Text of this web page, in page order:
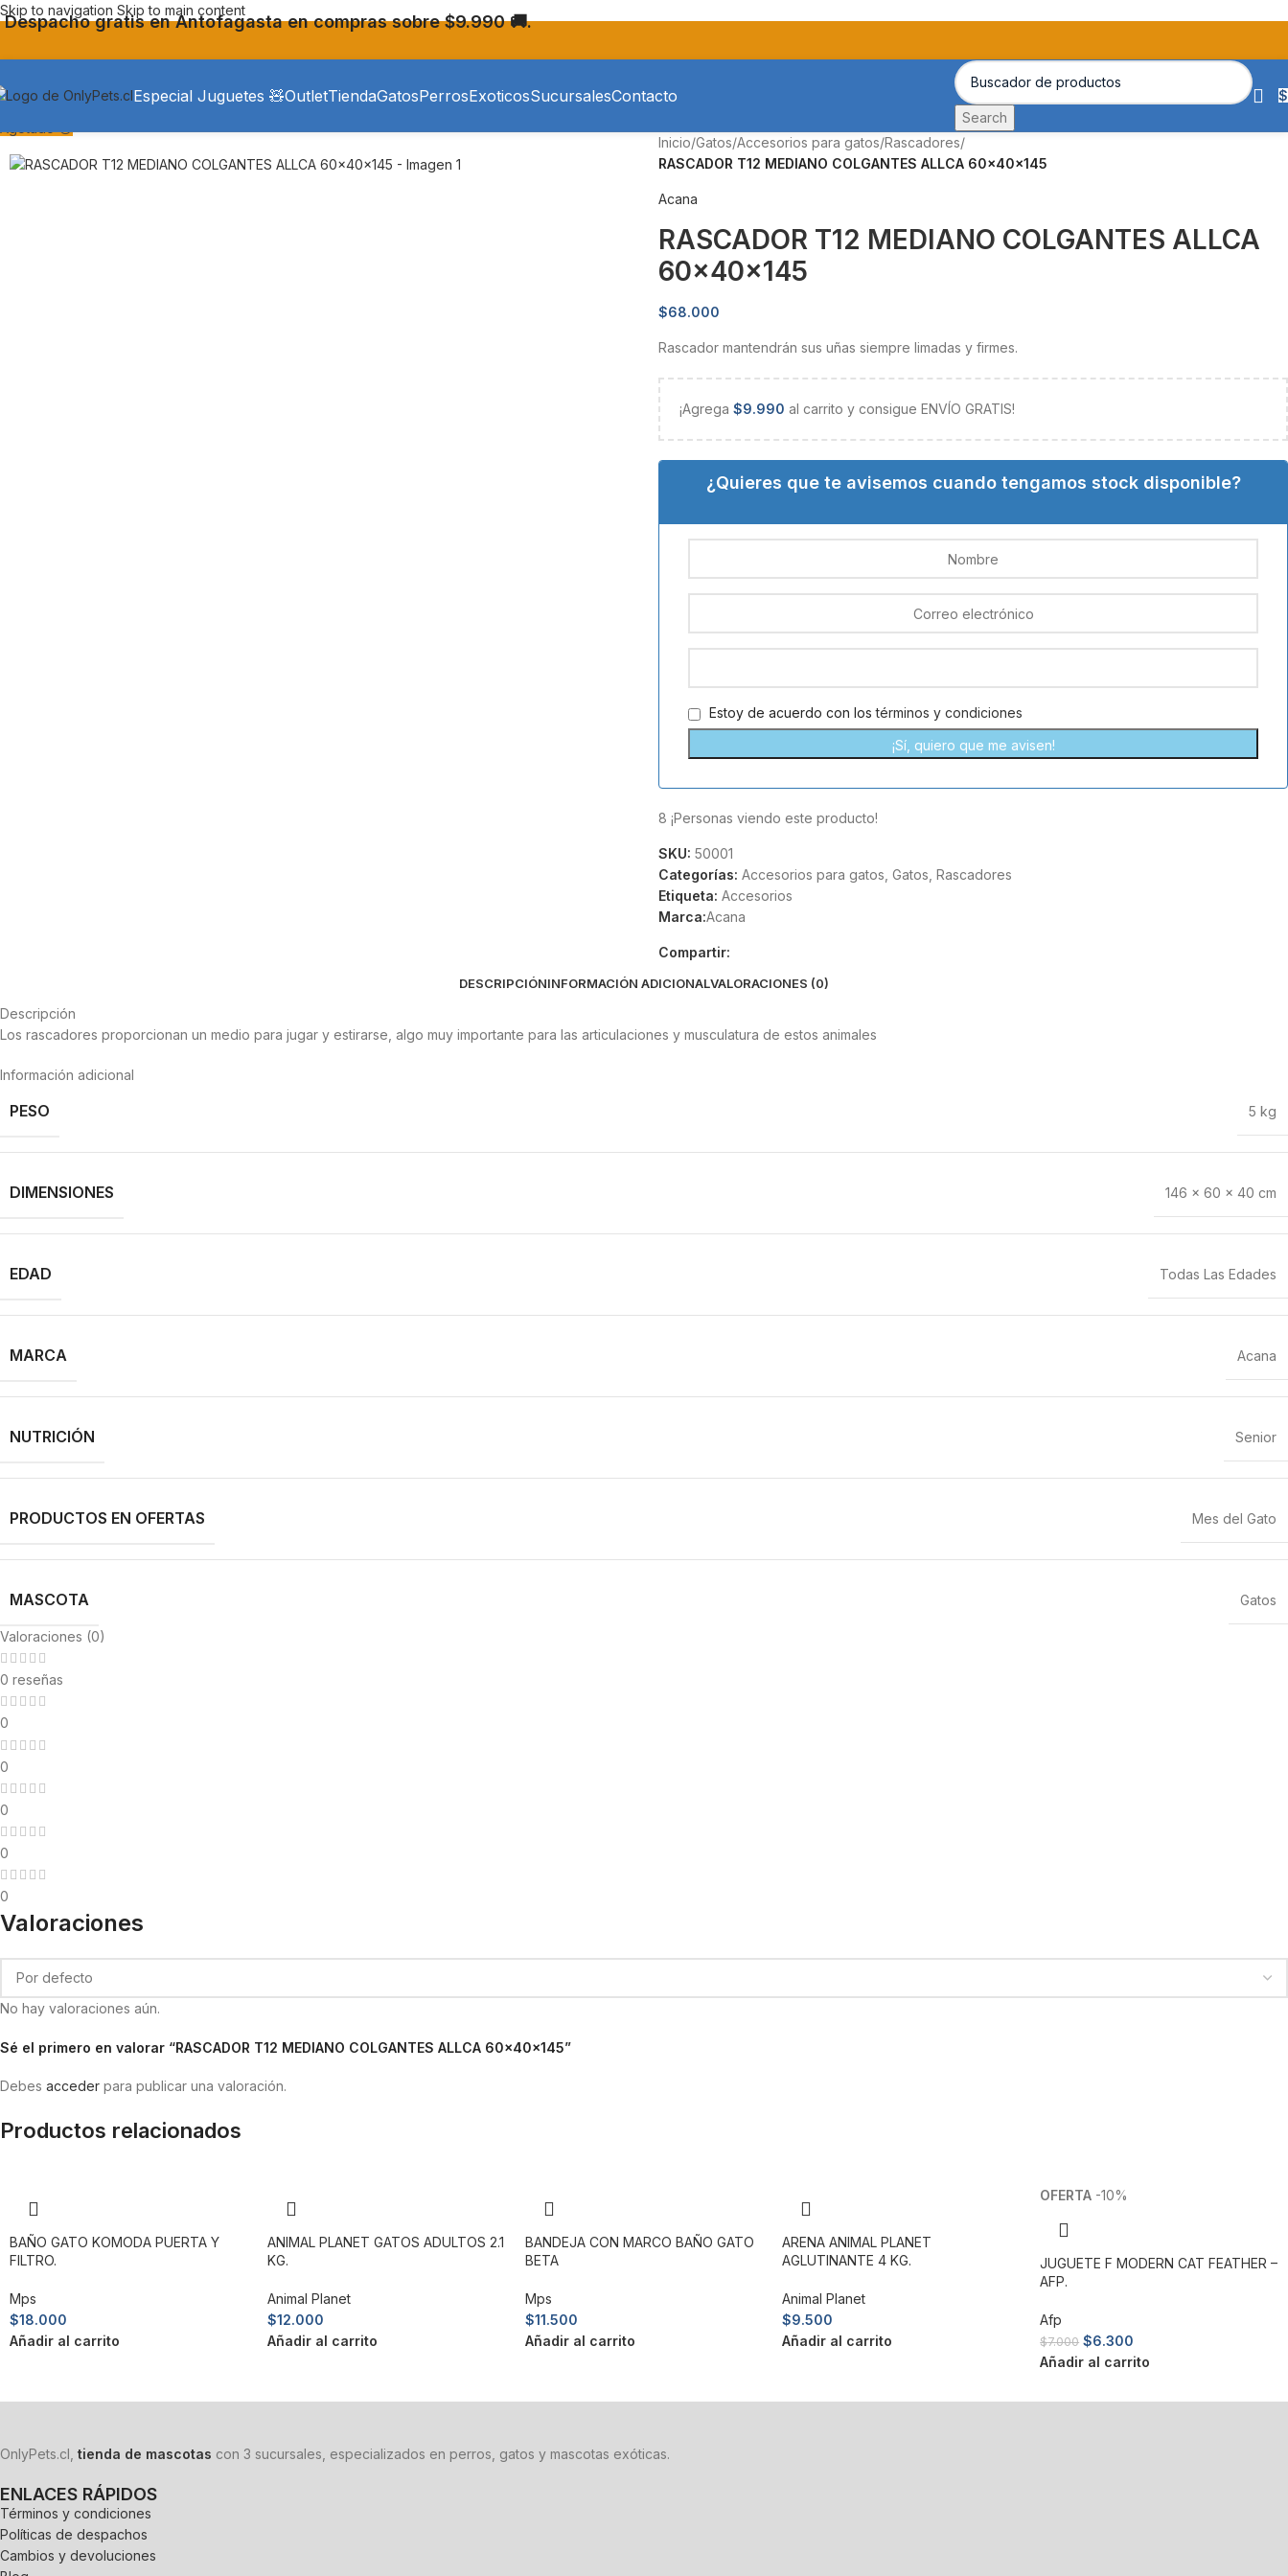
Skip to navigation Skip to main content
Despacho gratis en Antofagasta en compras sobre $9.990 🚚.
Especial Juguetes 🧸OutletTiendaGatosPerrosExoticosSucursalesContacto
Search
$
Inicio/Gatos/Accesorios para gatos/Rascadores/
RASCADOR T12 MEDIANO COLGANTES ALLCA 60x40x145
Acana
RASCADOR T12 MEDIANO COLGANTES ALLCA
60x40x145
$68.000
Rascador mantendrán sus uñas siempre limadas y firmes.
¡Agrega $9.990 al carrito y consigue ENVÍO GRATIS!
¿Quieres que te avisemos cuando tengamos stock disponible?
Estoy de acuerdo con lostérminos y condiciones
8 ¡Personas viendo este producto!
SKU: 50001
Categorías: Accesorios para gatos Gatos Rascadores
Etiqueta: Accesorios
Marca:Acana
Compartir:
DESCRIPCIÓNINFORMACIÓN ADICIONALVALORACIONES (0)
Descripción
Los rascadores proporcionan un medio para jugar y estirarse, algo muy importante para las articulaciones y musculatura de estos animales
Información adicional
PESO 5 kg
DIMENSIONES 146 × 60 × 40 cm
EDAD Todas Las Edades
MARCA Acana
NUTRICIÓN Senior
PRODUCTOS EN OFERTAS Mes del Gato
MASCOTA Gatos
Valoraciones (0)
0 reseñas
0
0
0
0
0
Valoraciones
No hay valoraciones aún.
Sé el primero en valorar “RASCADOR T12 MEDIANO COLGANTES ALLCA 60x40x145”
Debes acceder para publicar una valoración.
Productos relacionados
BAÑO GATO KOMODA PUERTA Y
FILTRO.
Mps
$18.000
Añadir al carrito
ANIMAL PLANET GATOS ADULTOS 2.1
KG.
Animal Planet
$12.000
Añadir al carrito
BANDEJA CON MARCO BAÑO GATO
BETA
Mps
$11.500
Añadir al carrito
ARENA ANIMAL PLANET
AGLUTINANTE 4 KG.
Animal Planet
$9.500
Añadir al carrito
-10%
JUGUETE F MODERN CAT FEATHER –
AFP.
Afp
$7.000 $6.300
Añadir al carrito
OnlyPets.cl, tienda de mascotas con 3 sucursales, especializados en perros, gatos y mascotas exóticas.
ENLACES RÁPIDOS
Términos y condiciones
Políticas de despachos
Cambios y devoluciones